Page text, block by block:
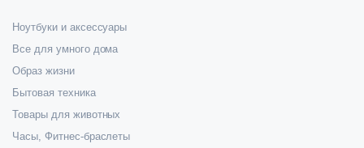
Ноутбуки и аксессуары
Все для умного дома
Образ жизни
Бытовая техника
Товары для животных
Часы, Фитнес-браслеты